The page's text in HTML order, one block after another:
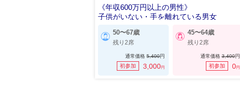
《年収600万円以上の男性》
子供がいない・手を離れている男女
50〜67歳
残り2席
通常価格5,400円
初参加 3,000円
45〜64歳
残り2席
通常価格3,400円
初参加 0円